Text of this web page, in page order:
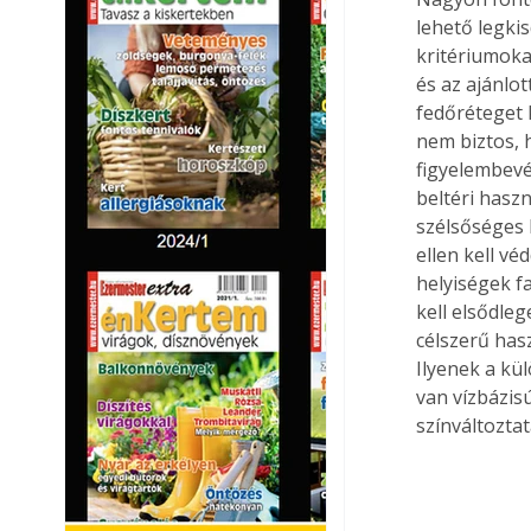
lehető
és az
fedőréteget
nem biztos,
beltéri
ellen kell
helyiségek
kell
célszerű
Ilyenek a
van